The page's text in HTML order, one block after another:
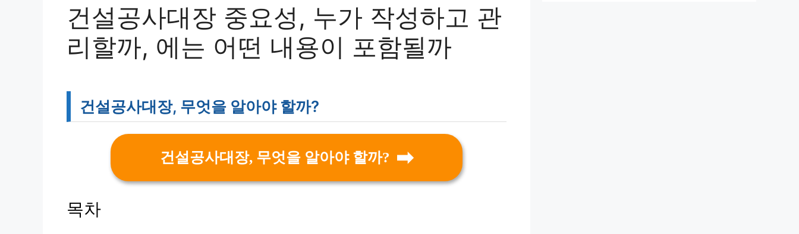
건설공사대장 중요성, 누가 작성하고 관
리할까, 에는 어떤 내용이 포함될까
건설공사대장, 무엇을 알아야 할까?
건설공사대장, 무엇을 알아야 할까?
목차